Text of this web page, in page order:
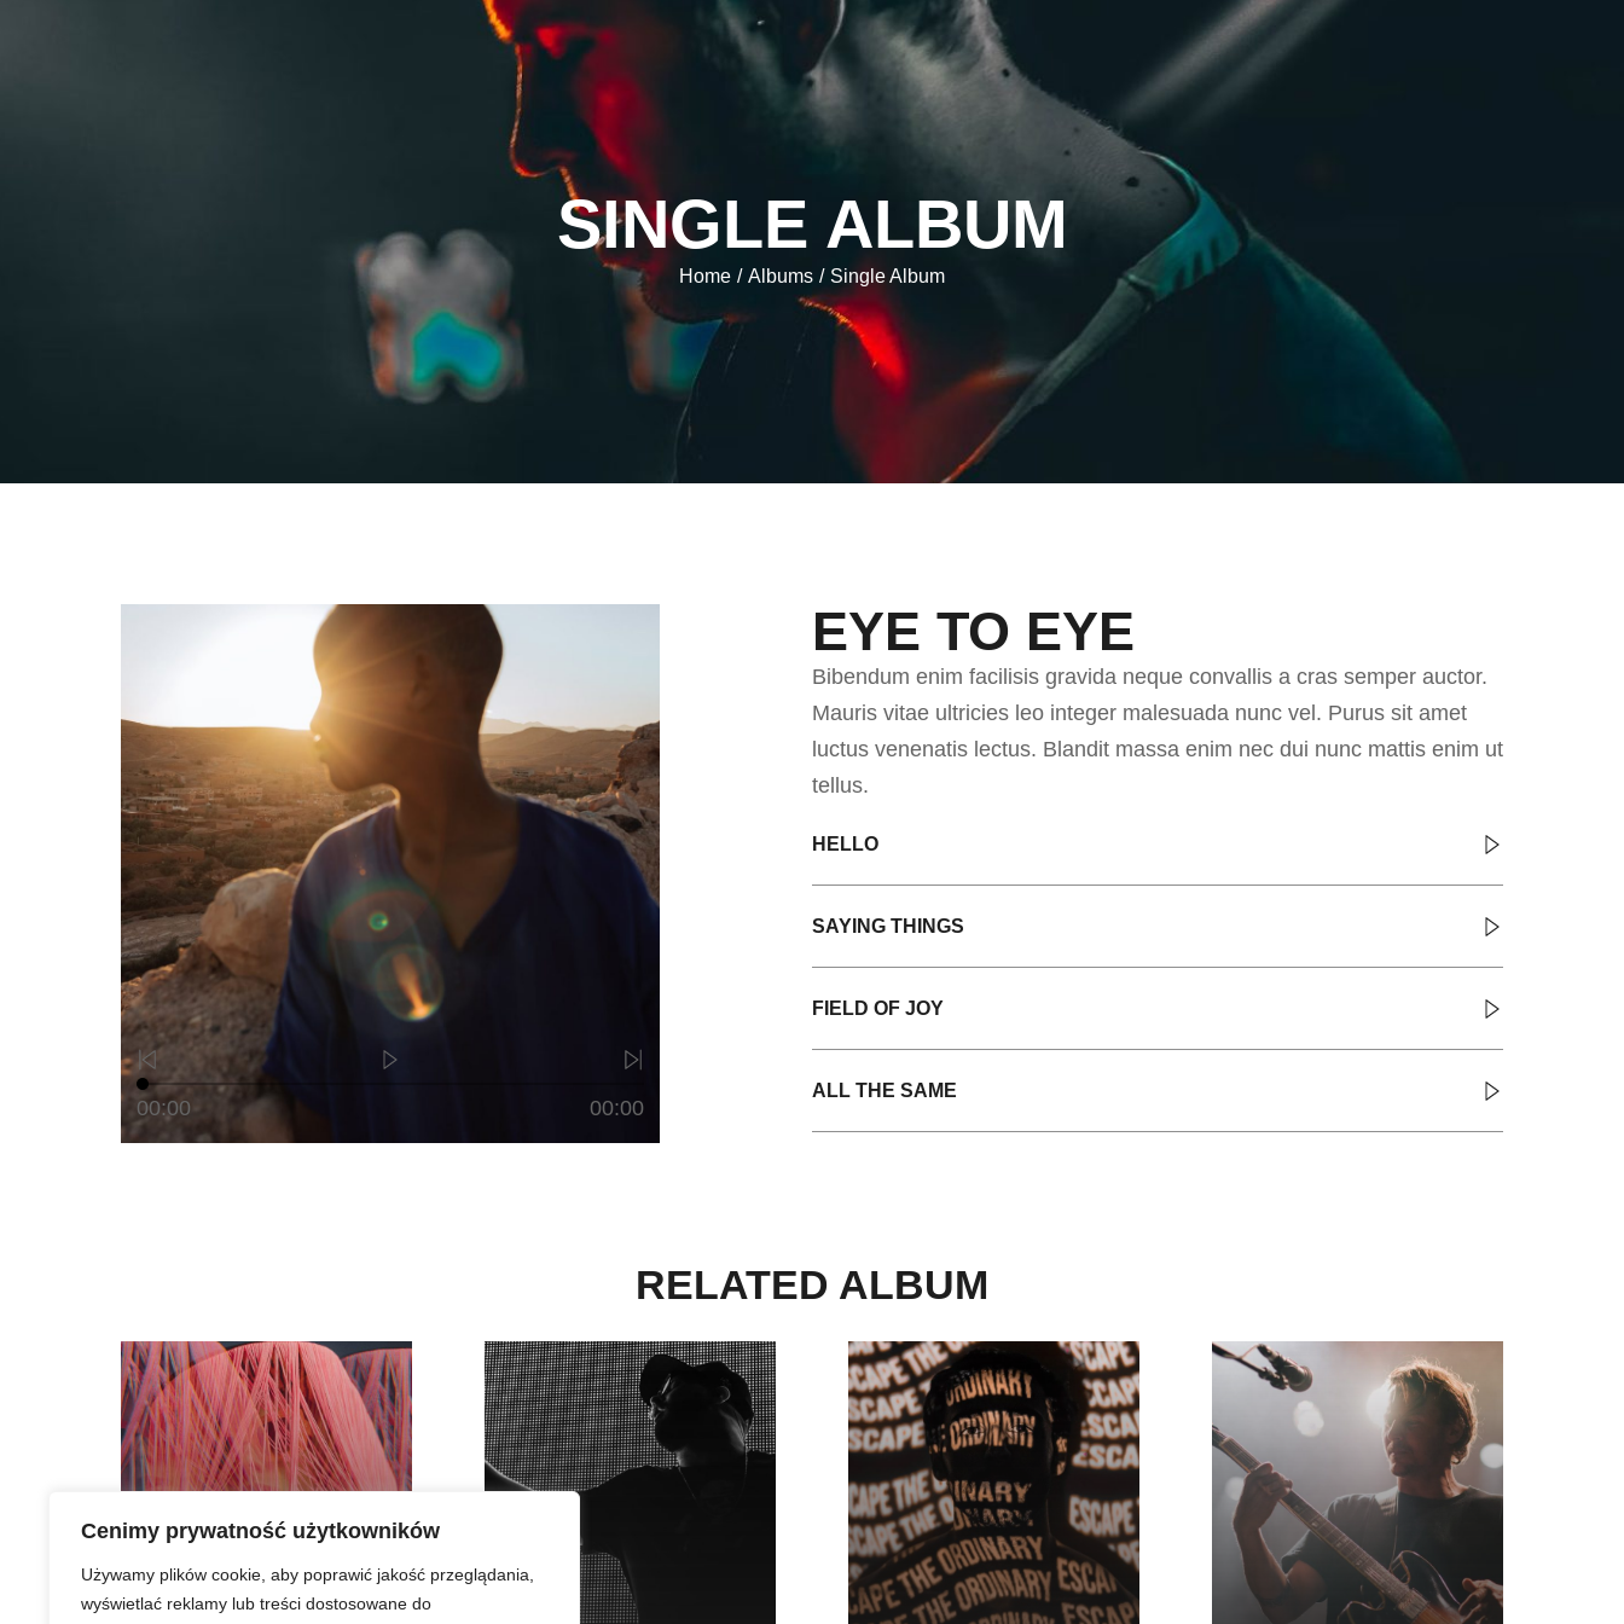
Cenimy prywatność użytkowników
Używamy plików cookie, aby poprawić jakość przeglądania,
wyświetlać reklamy lub treści dostosowane do
SINGLE ALBUM
Home / Albums / Single Album
00:00 00:00
EYE TO EYE
Bibendum enim facilisis gravida neque convallis a cras semper auctor.
Mauris vitae ultricies leo integer malesuada nunc vel. Purus sit amet
luctus venenatis lectus. Blandit massa enim nec dui nunc mattis enim ut
tellus.
HELLO
SAYING THINGS
FIELD OF JOY
ALL THE SAME
RELATED ALBUM